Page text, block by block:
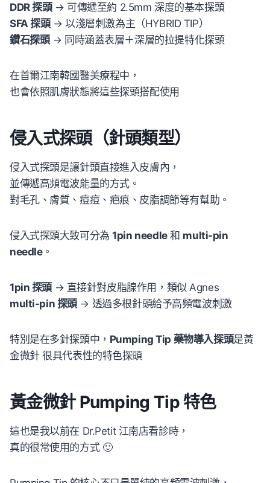
DDR 探頭→ 可傳遞至約 2.5mm 深度的基本探頭
SFA 探頭→ 以淺層刺激為主（HYBRID TIP）
鑽石探頭→ 同時涵蓋表層＋深層的拉提特化探頭
在首爾江南韓國醫美療程中，
也會依照肌膚狀態將這些探頭搭配使用
侵入式探頭（針頭類型）
侵入式探頭是讓針頭直接進入皮膚內，
並傳遞高頻電波能量的方式。
對毛孔、膚質、痘痘、疤痕、皮脂調節等有幫助。
侵入式探頭大致可分為1pin needle和 multi-pin
needle。
1pin 探頭 → 直接針對皮脂腺作用，類似 Agnes
multi-pin 探頭→ 透過多根針頭給予高頻電波刺激
特別是在多針探頭中， Pumping Tip 藥物導入探頭是黃
金微針 很具代表性的特色探頭
黃金微針 Pumping Tip 特色
這也是我以前在 Dr.Petit 江南店看診時，
真的很常使用的方式 🙂